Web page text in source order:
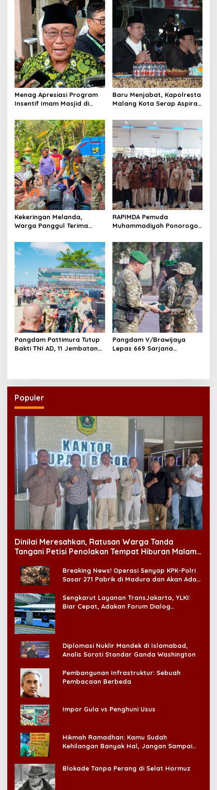
v
g
a
t
i
o
n
Menag Apresiasi Program
Insentif Imam Masjid di
Model Nasional
Baru Menjabat, Kapolresta
Malang Kota Serap Aspirasi
Kamtibmas
Kekeringan Melanda,
Warga Panggul Terima
RAPIMDA Pemuda
Muhammadiyah Ponorogo
Kebangsaan Berbasis
Integritas
Pangdam Pattimura Tutup
Bakti TNI AD, 11 Jembatan
Pangdam V/Brawijaya
Lepas 669 Sarjana
Populer
Dinilai Meresahkan, Ratusan Warga Tanda
Tangani Petisi Penolakan Tempat Hiburan Malam
Breaking News! Operasi Senyap KPK-Polri
Sasar 271 Pabrik di Madura dan Akan Ada
Sengkarut Layanan TransJakarta, YLKI:
Biar Cepat, Adakan Forum Dialog
Diplomasi Nuklir Mandek di Islamabad,
Analis Soroti Standar Ganda Washington
Pembangunan Infrastruktur: Sebuah
Pembacaan Berbeda
Impor Gula vs Penghuni Usus
Hikmah Ramadhan: Kamu Sudah
Kehilangan Banyak Hal, Jangan Sampai
Blokade Tanpa Perang di Selat Hormuz